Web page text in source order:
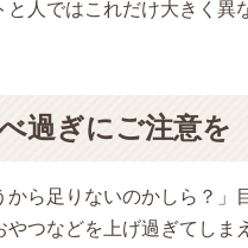
人ではこれだけ大きく異
過ぎにご注意を
から足りないのかしら？
つなどを上げ過ぎてしま